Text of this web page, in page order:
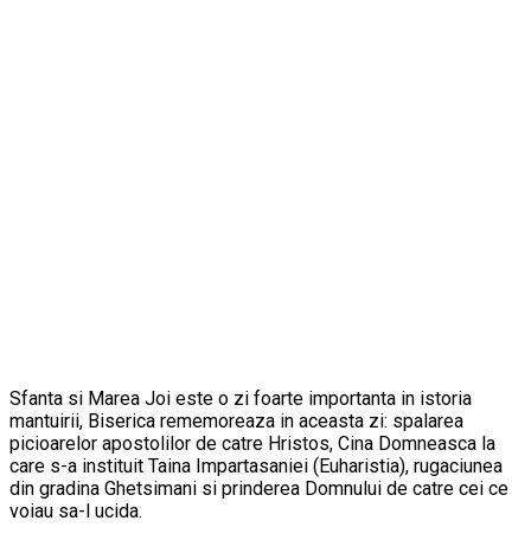
Sfanta si Marea Joi este o zi foarte importanta in istoria
mantuirii, Biserica rememoreaza in aceasta zi: spalarea
picioarelor apostolilor de catre Hristos, Cina Domneasca la
care s-a instituit Taina Impartasaniei (Euharistia), rugaciunea
din gradina Ghetsimani si prinderea Domnului de catre cei ce
voiau sa-l ucida.